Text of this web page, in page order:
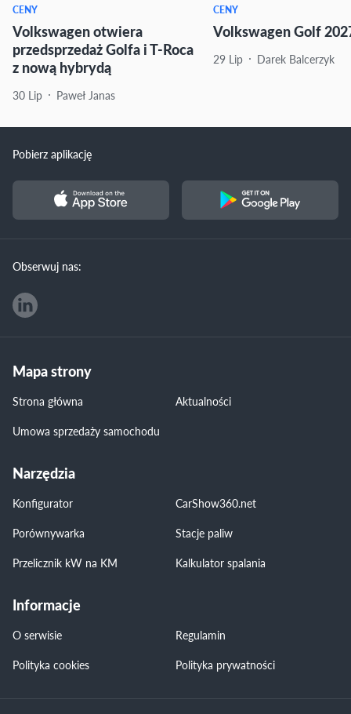
CENY
Volkswagen otwiera
przedsprzedaż Golfa i T-Roca
z nową hybrydą
30 Lip Paweł Janas
CENY
Volkswagen Golf
29 Lip Darek Balcerzyk
Pobierz aplikację
Obserwuj nas:
Mapa strony
Strona główna
Aktualności
Umowa sprzedaży samochodu
Narzędzia
Konfigurator
CarShow360.net
Porównywarka
Stacje paliw
Przelicznik kW na KM
Kalkulator spalania
Informacje
O serwisie
Regulamin
Polityka cookies
Polityka prywatności